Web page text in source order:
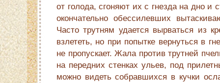
от голода, сгоняют их с гнезда на дно и
окончательно обессилевших
Часто трутням удается выр­ваться из
взлететь, но при попытке вернуться в
не пропускает. Жала против трутней
на передних стенках ульев, под
можно видеть собравшихся в кучки